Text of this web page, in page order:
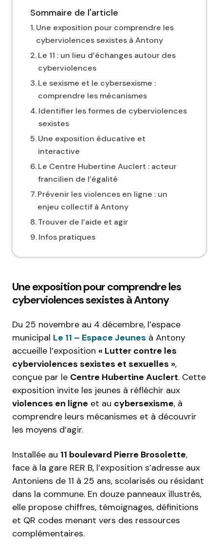
Sommaire de l'article
Une exposition pour comprendre les
cyberviolences sexistes à Antony
Le 11 : un lieu d’échanges autour des
cyberviolences
Le sexisme et le cybersexisme :
comprendre les mécanismes
Identifier les formes de cyberviolences
sexistes
Une exposition éducative et
interactive
Le Centre Hubertine Auclert : acteur
francilien de l’égalité
Prévenir les violences en ligne : un
enjeu collectif à Antony
Trouver de l’aide et agir
Infos pratiques
Une exposition pour comprendre les
cyberviolences sexistes à Antony
Du 25 novembre au 4 décembre, l’espace
municipal Le 11 – Espace Jeunes à Antony
accueille l’exposition « Lutter contre les
cyberviolences sexistes et sexuelles »,
conçue par le Centre Hubertine Auclert. Cette
exposition invite les jeunes à réfléchir aux
violences en ligne et au cybersexisme, à
comprendre leurs mécanismes et à découvrir
les moyens d’agir.
Installée au 11 boulevard Pierre Brosolette,
face à la gare RER B, l’exposition s’adresse aux
Antoniens de 11 à 25 ans, scolarisés ou résidant
dans la commune. En douze panneaux illustrés,
elle propose chiffres, témoignages, définitions
et QR codes menant vers des ressources
complémentaires.